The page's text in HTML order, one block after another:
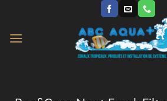
contenu